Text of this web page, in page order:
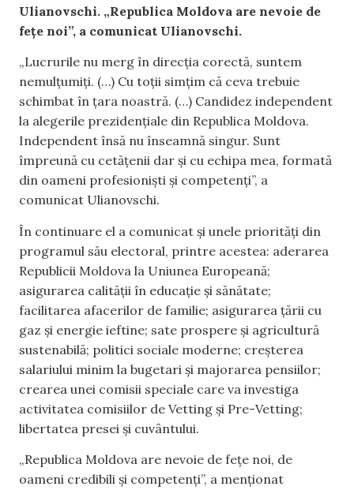
Ulianovschi. „Republica Moldova are nevoie de
fețe noi”, a comunicat Ulianovschi.
„Lucrurile nu merg în direcția corectă, suntem
nemulțumiți. (…) Cu toții simțim că ceva trebuie
schimbat în țara noastră. (…) Candidez independent
la alegerile prezidențiale din Republica Moldova.
Independent însă nu înseamnă singur. Sunt
împreună cu cetățenii dar și cu echipa mea, formată
din oameni profesioniști și competenți”, a
comunicat Ulianovschi.
În continuare el a comunicat și unele priorități din
programul său electoral, printre acestea: aderarea
Republicii Moldova la Uniunea Europeană;
asigurarea calității în educație și sănătate;
facilitarea afacerilor de familie; asigurarea țării cu
gaz și energie ieftine; sate prospere și agricultură
sustenabilă; politici sociale moderne; creșterea
salariului minim la bugetari și majorarea pensiilor;
crearea unei comisii speciale care va investiga
activitatea comisiilor de Vetting și Pre-Vetting;
libertatea presei și cuvântului.
„Republica Moldova are nevoie de fețe noi, de
oameni credibili și competenți”, a menționat